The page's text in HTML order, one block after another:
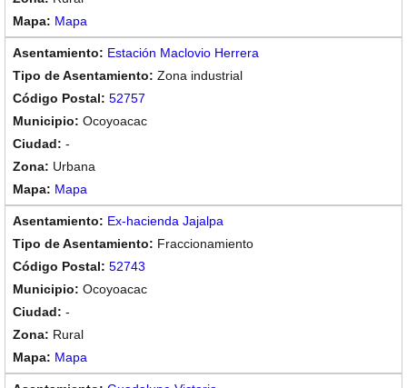
Mapa
Estación Maclovio Herrera
Zona industrial
52757
Ocoyoacac
-
Urbana
Mapa
Ex-hacienda Jajalpa
Fraccionamiento
52743
Ocoyoacac
-
Rural
Mapa